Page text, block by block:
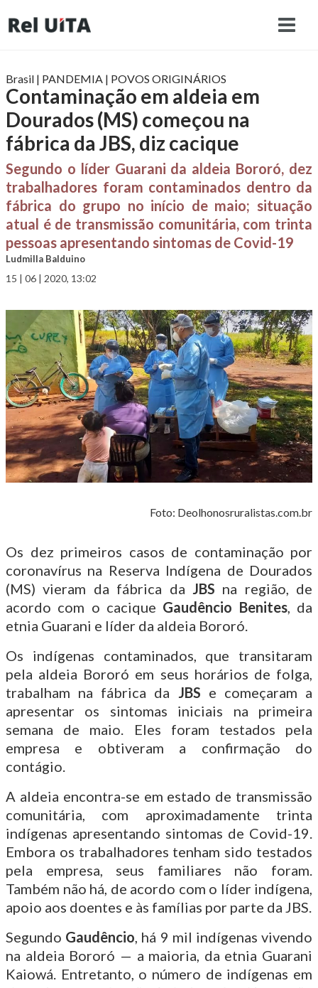
Brasil | PANDEMIA | POVOS ORIGINÁRIOS
Contaminação em aldeia em
Dourados (MS) começou na
fábrica da JBS, diz cacique
Segundo o líder Guarani da aldeia Bororó, dez
trabalhadores foram contaminados dentro da
fábrica do grupo no início de maio; situação
atual é de transmissão comunitária, com trinta
pessoas apresentando sintomas de Covid-19
Ludmilla Balduino
15 | 06 | 2020, 13:02
Foto: Deolhonosruralistas.com.br
Os dez primeiros casos de contaminação por
coronavírus na Reserva Indígena de Dourados
(MS) vieram da fábrica da JBS na região, de
acordo com o cacique Gaudêncio Benites, da
etnia Guarani e líder da aldeia Bororó.
Os indígenas contaminados, que transitaram
pela aldeia Bororó em seus horários de folga,
trabalham na fábrica da JBS e começaram a
apresentar os sintomas iniciais na primeira
semana de maio. Eles foram testados pela
empresa e obtiveram a confirmação do
contágio.
A aldeia encontra-se em estado de transmissão
comunitária, com aproximadamente trinta
indígenas apresentando sintomas de Covid-19.
Embora os trabalhadores tenham sido testados
pela empresa, seus familiares não foram.
Também não há, de acordo com o líder indígena,
apoio aos doentes e às famílias por parte da JBS.
Segundo Gaudêncio, há 9 mil indígenas vivendo
na aldeia Bororó — a maioria, da etnia Guarani
Kaiowá. Entretanto, o número de indígenas em